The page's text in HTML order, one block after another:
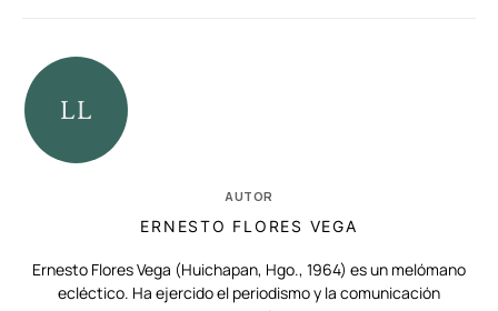
AUTOR
ERNESTO FLORES VEGA
Ernesto Flores Vega (Huichapan, Hgo., 1964) es un melómano
ecléctico. Ha ejercido el periodismo y la comunicación